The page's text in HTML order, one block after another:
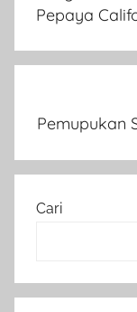
Pepaya
Pemupukan
Cari